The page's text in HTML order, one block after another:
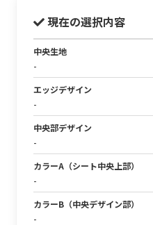
現在の選択内容
中央生地
-
エッジデザイン
-
中央部デザイン
-
カラーA（シート中央上部）
-
カラーB（中央デザイン部）
-